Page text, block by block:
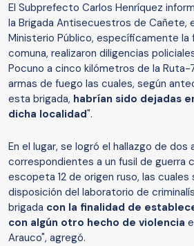
El Subprefecto Carlos Henríquez
la Brigada Antisecuestros de Cañete,
Ministerio Público, específicamente la
comuna, realizaron diligencias
Pocuno a cinco kilómetros de la
armas de fuego las cuales, según
esta brigada, habrían sido dejadas
dicha localidad".
En el lugar, se logró el hallazgo de dos
correspondientes a un fusil de guerra
escopeta 12 de origen ruso, las cuales
disposición del laboratorio de
brigada con la finalidad de
con algún otro hecho de violencia
Arauco", agregó.